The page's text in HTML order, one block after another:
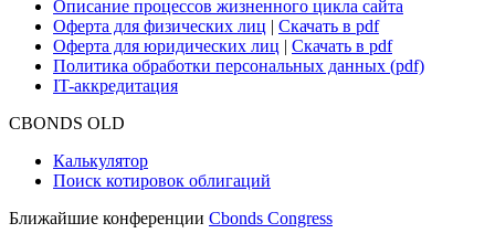
Описание процессов жизненного цикла сайта
Оферта для физических лиц | Скачать в pdf
Оферта для юридических лиц | Скачать в pdf
Политика обработки персональных данных (pdf)
IT-аккредитация
CBONDS OLD
Калькулятор
Поиск котировок облигаций
Ближайшие конференции Cbonds Congress